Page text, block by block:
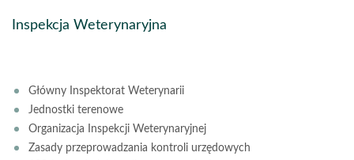
Inspekcja Weterynaryjna
Główny Inspektorat Weterynarii
Jednostki terenowe
Organizacja Inspekcji Weterynaryjnej
Zasady przeprowadzania kontroli urzędowych